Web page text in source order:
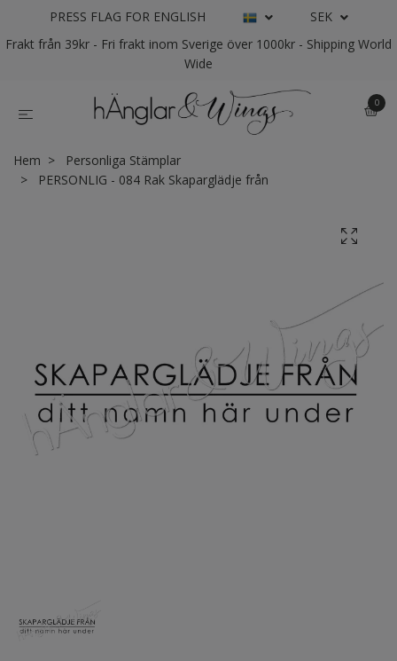
PRESS FLAG FOR ENGLISH
SEK
Frakt från 39kr - Fri frakt inom Sverige över 1000kr - Shipping World
Wide
0
Hem
Personliga Stämplar
PERSONLIG - 084 Rak Skaparglädje från